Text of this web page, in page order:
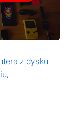
z dysku